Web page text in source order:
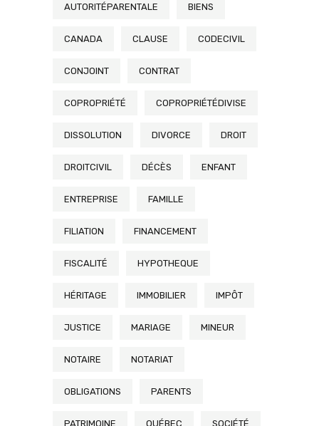
AUTORITÉPARENTALE BIENS
CANADA CLAUSE CODECIVIL
CONJOINT CONTRAT
COPROPRIÉTÉ COPROPRIÉTÉDIVISE
DISSOLUTION DIVORCE DROIT
DROITCIVIL DÉCÈS ENFANT
ENTREPRISE FAMILLE
FILIATION FINANCEMENT
FISCALITÉ HYPOTHEQUE
HÉRITAGE IMMOBILIER IMPÔT
JUSTICE MARIAGE MINEUR
NOTAIRE NOTARIAT
OBLIGATIONS PARENTS
PATRIMOINE QUÉBEC SOCIÉTÉ